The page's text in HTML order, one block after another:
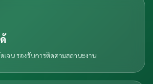
จน รองรับการติดตามสถานะงาน